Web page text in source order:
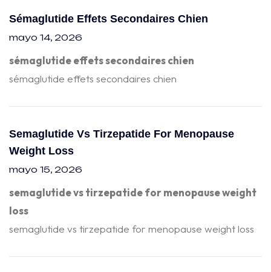
Sémaglutide Effets Secondaires Chien
mayo 14, 2026
sémaglutide effets secondaires chien
sémaglutide effets secondaires chien
Semaglutide Vs Tirzepatide For Menopause
Weight Loss
mayo 15, 2026
semaglutide vs tirzepatide for menopause weight
loss
semaglutide vs tirzepatide for menopause weight loss